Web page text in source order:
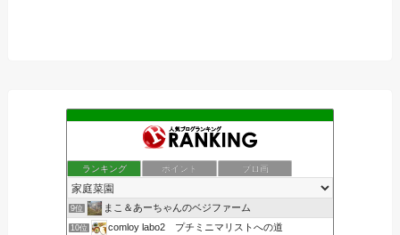
ランキング ポイント ブロ画
9位 まこ＆あーちゃんのベジファーム
10位 comloy labo2 プチミニマリストへの道